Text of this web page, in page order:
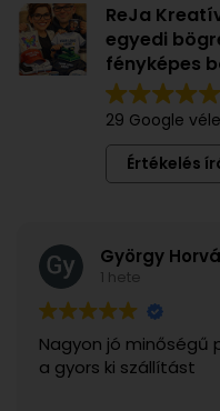
ReJa
egyedi
fényképes
29 Google
Értékelés
György Horváth
1 hete
jó minőségű pulóvert
ki szállítást